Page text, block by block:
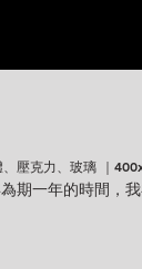
、壓克力、玻璃 ｜
期一年的時間，